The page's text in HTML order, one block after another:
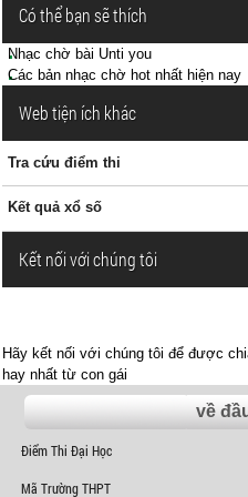
Có thể bạn sẽ thích
Nhạc chờ bài Unti you
Các bản nhạc chờ hot nhất hiện nay
Web tiện ích khác
Tra cứu điểm thi
Kết quả xổ số
Kết nối với chúng tôi
Hãy kết nối với chúng tôi để được
hay nhất từ con gái
về
Điểm Thi Đại Học
Mã Trường THPT